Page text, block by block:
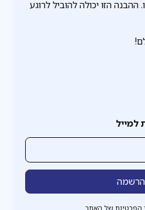
למייל
של האתר.
הזו יכולה להוביל לרוגע